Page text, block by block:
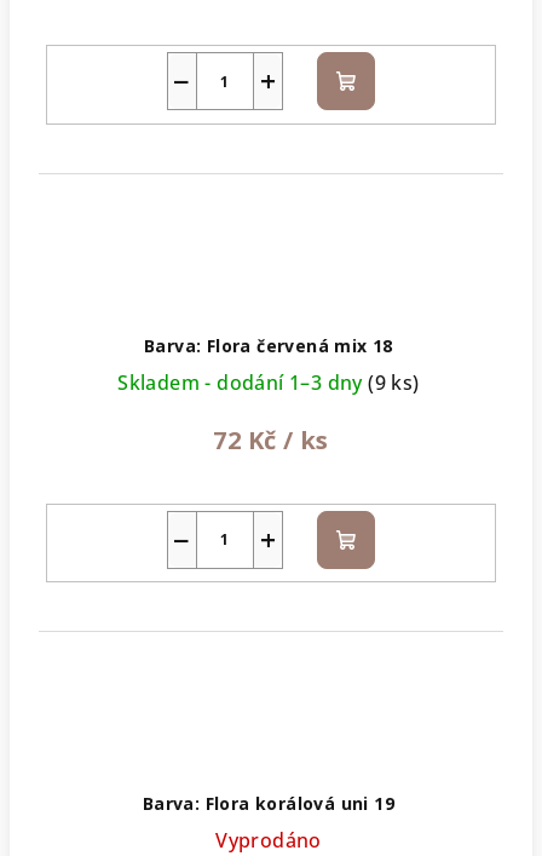
+
− Do
košíku
Barva: Flora červená mix 18
Skladem - dodání 1–3 dny(9 ks)
72 Kč / ks
+
− Do
košíku
Barva: Flora korálová uni 19
Vyprodáno